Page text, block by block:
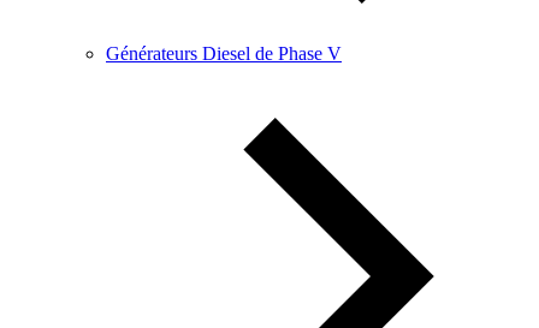
Générateurs Diesel de Phase V